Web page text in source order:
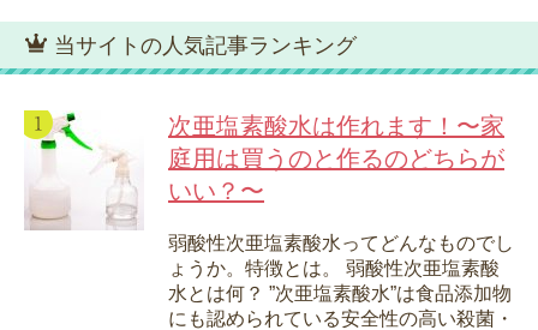
当サイトの人気記事ランキング
次亜塩素酸水は作れます！〜家
庭用は買うのと作るのどちらが
いい？〜
弱酸性次亜塩素酸水ってどんなものでし
ょうか。特徴とは。 弱酸性次亜塩素酸
水とは何？ ”次亜塩素酸水”は食品添加物
にも認められている安全性の高い殺菌・